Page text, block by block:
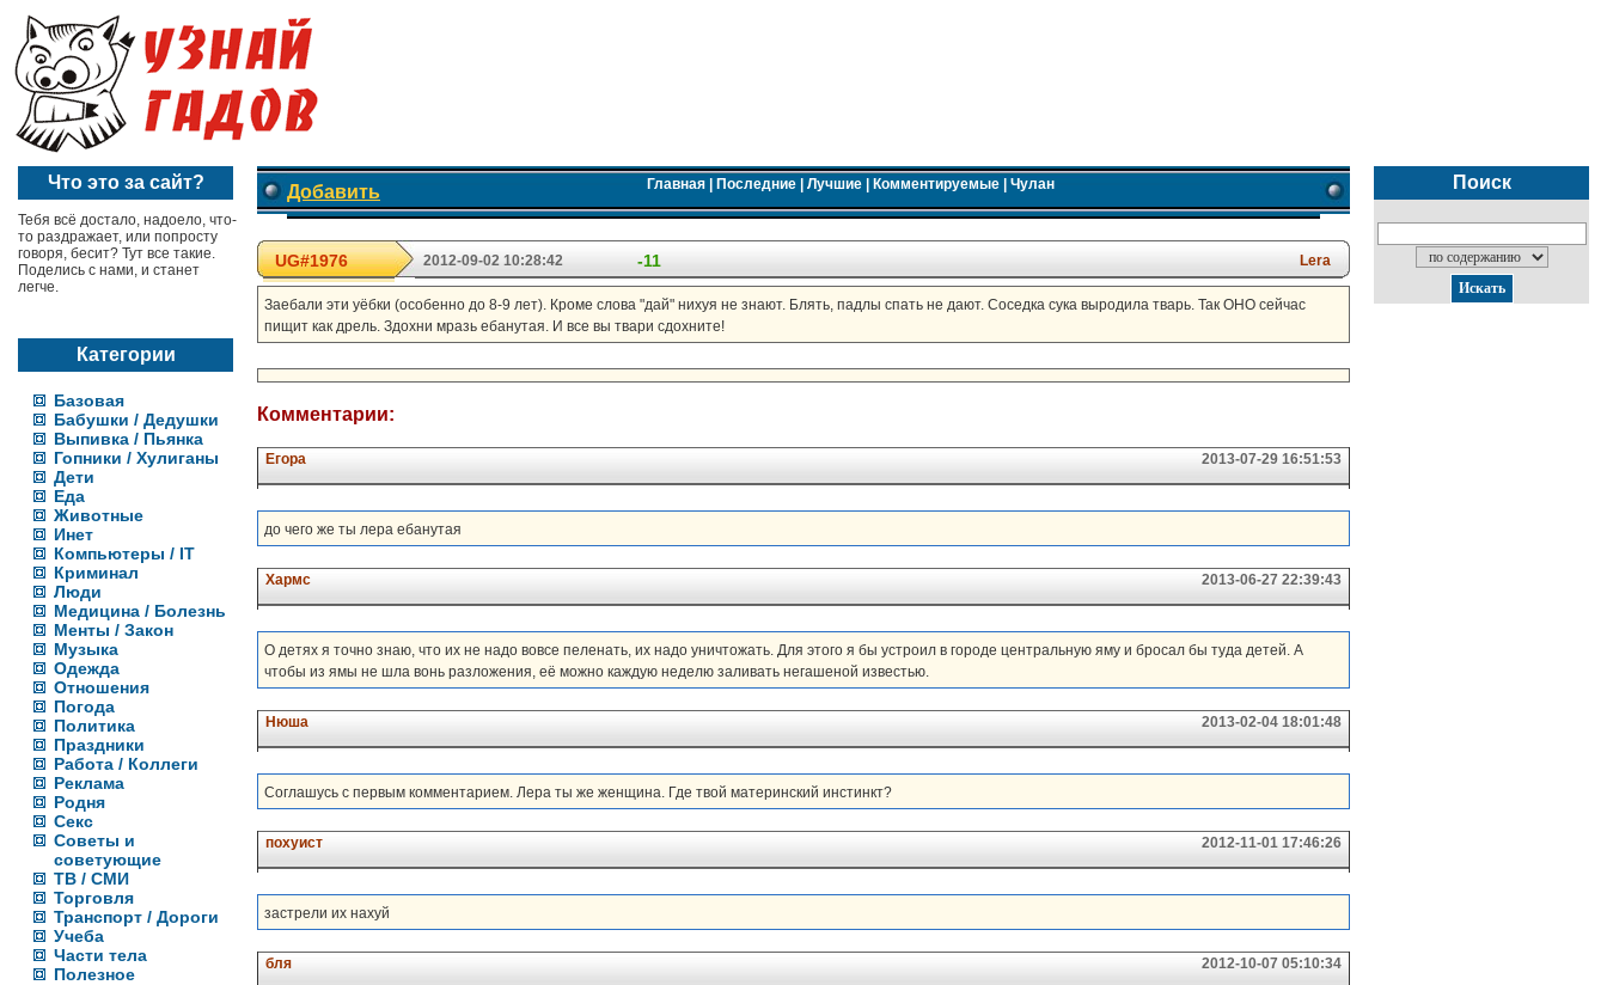
Что это за сайт?
Тебя всё достало, надоело, что-
то раздражает, или попросту
говоря, бесит? Тут все такие.
Поделись с нами, и станет
легче.
Категории
Базовая
Бабушки / Дедушки
Выпивка / Пьянка
Гопники / Хулиганы
Дети
Еда
Животные
Инет
Компьютеры / IT
Криминал
Люди
Медицина / Болезнь
Менты / Закон
Музыка
Одежда
Отношения
Погода
Политика
Праздники
Работа / Коллеги
Реклама
Родня
Секс
Советы и
советующие
ТВ / СМИ
Торговля
Транспорт / Дороги
Учеба
Части тела
Полезное
Добавить Главная| Последние| Лучшие| Комментируемые| Чулан
UG#1976 2012-09-02 10:28:42 -11 Lera
Заебали эти уёбки (особенно до 8-9 лет). Кроме слова "дай" нихуя не знают. Блять, падлы спать не дают. Соседка сука выродила тварь. Так ОНО сейчас
пищит как дрель. Здохни мразь ебанутая. И все вы твари сдохните!
Комментарии:
Егора 2013-07-29 16:51:53
до чего же ты лера ебанутая
Хармс 2013-06-27 22:39:43
О детях я точно знаю, что их не надо вовсе пеленать, их надо уничтожать. Для этого я бы устроил в городе центральную яму и бросал бы туда детей. А
чтобы из ямы не шла вонь разложения, её можно каждую неделю заливать негашеной известью.
Нюша 2013-02-04 18:01:48
Соглашусь с первым комментарием. Лера ты же женщина. Где твой материнский инстинкт?
похуист 2012-11-01 17:46:26
застрели их нахуй
бля 2012-10-07 05:10:34
Поиск